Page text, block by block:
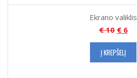
Ekrano valiklis
€10 €6
Į KREPŠELĮ